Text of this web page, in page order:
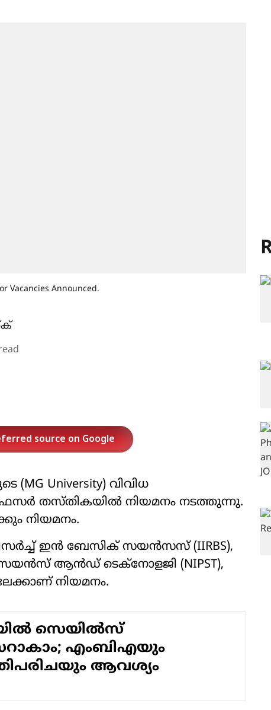
Vacancies Announced.
source on Google
University) വിവിധ
തസ്തികയിൽ നിയമനം നടത്തുന്നു.
നിയമനം.
ഇൻ ബേസിക് സയൻസസ് (IIRBS),
സയൻസ് ആൻഡ് ടെക്നോളജി (NIPST),
നിയമനം.
സെയിൽസ്
എംബിഎയും
ആവശ്യം